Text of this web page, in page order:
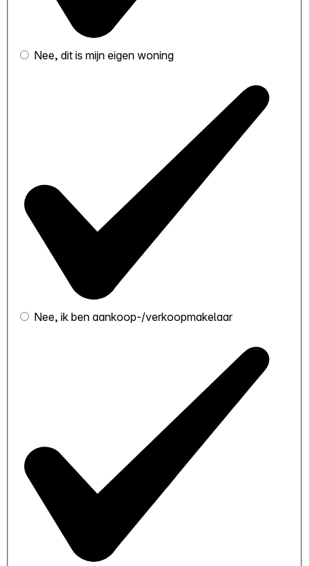
Nee, dit is mijn eigen woning
Nee, ik ben aankoop-/verkoopmakelaar